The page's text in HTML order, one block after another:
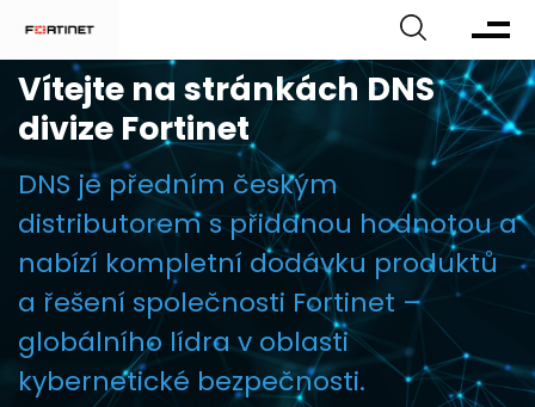
Vítejte na stránkách DNS
divize Fortinet
DNS je předním českým
distributorem s přidanou hodnotou a
nabízí kompletní dodávku produktů
a řešení společnosti Fortinet –
globálního lídra v oblasti
kybernetické bezpečnosti.